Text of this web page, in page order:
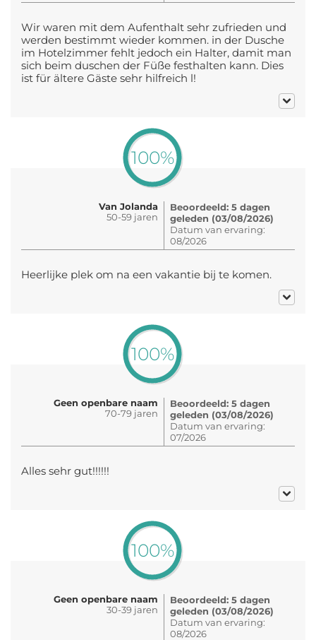
Wir waren mit dem Aufenthalt sehr zufrieden und
werden bestimmt wieder kommen. in der Dusche
im Hotelzimmer fehlt jedoch ein Halter, damit man
sich beim duschen der Füße festhalten kann. Dies
ist für ältere Gäste sehr hilfreich l!
100%
Van Jolanda
50-59 jaren
Beoordeeld: 5 dagen
geleden (03/08/2026)
Datum van ervaring:
08/2026
Heerlijke plek om na een vakantie bij te komen.
100%
Geen openbare naam
70-79 jaren
Beoordeeld: 5 dagen
geleden (03/08/2026)
Datum van ervaring:
07/2026
Alles sehr gut!!!!!!
100%
Geen openbare naam
30-39 jaren
Beoordeeld: 5 dagen
geleden (03/08/2026)
Datum van ervaring:
08/2026